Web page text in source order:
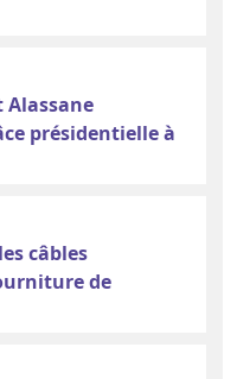
Alassane
présidentielle à
câbles
de